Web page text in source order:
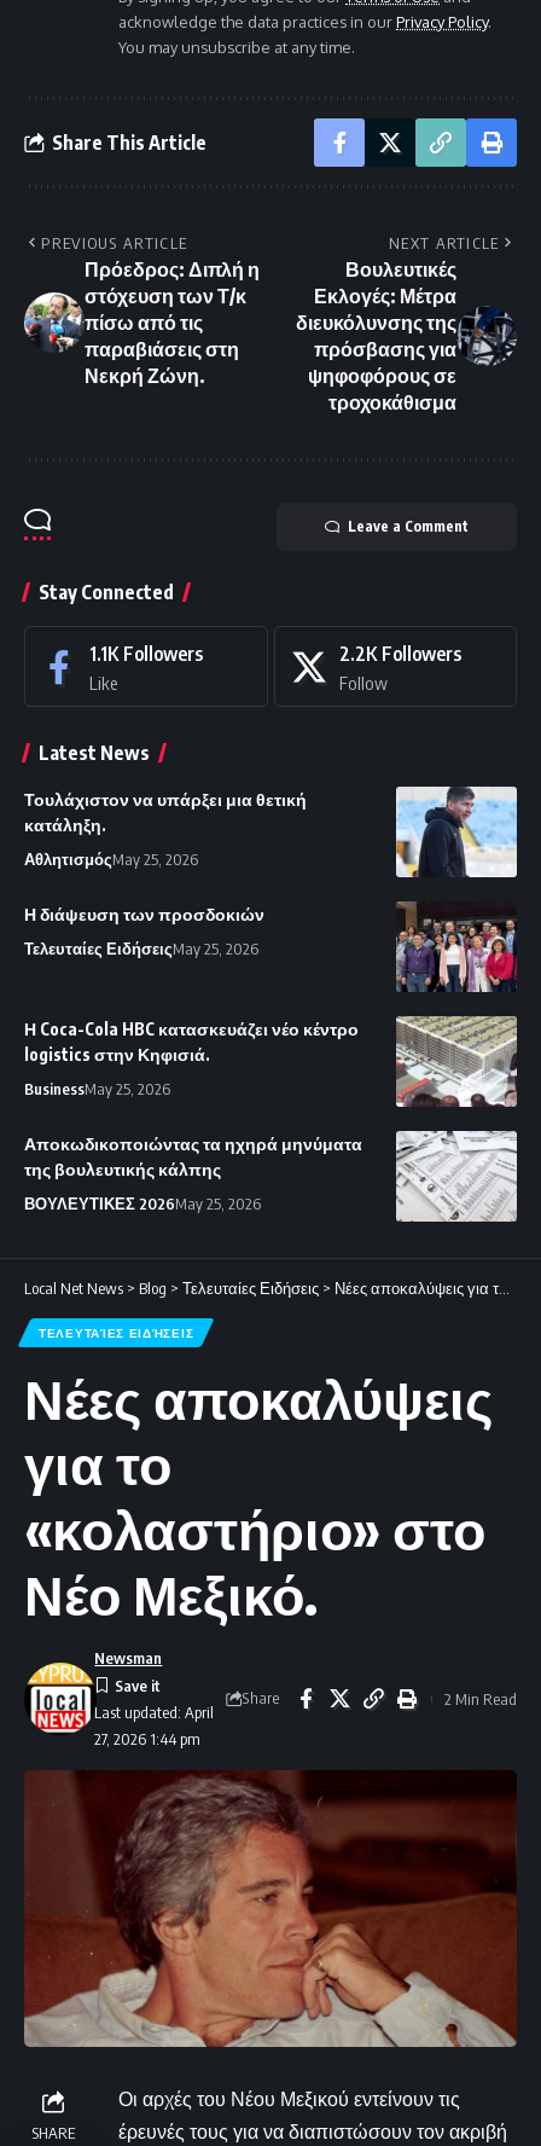
acknowledge the data practices in ourPrivacy Policy.
You may unsubscribe at any time.
Share This Article
PREVIOUS ARTICLE
Πρόεδρος: Διπλή η
στόχευση των Τ/κ
πίσω από τις
παραβιάσεις στη
Νεκρή Ζώνη.
NEXT ARTICLE
Βουλευτικές
Εκλογές: Μέτρα
διευκόλυνσης της
πρόσβασης για
ψηφοφόρους σε
τροχοκάθισμα
Leave a Comment
Stay Connected
1.1K Followers
Like
2.2K Followers
Follow
Latest News
Τουλάχιστον να υπάρξει μια θετική
κατάληξη.
ΑθλητισμόςMay 25, 2026
Η διάψευση των προσδοκιών
Τελευταίες ΕιδήσειςMay 25, 2026
Η Coca-Cola HBC κατασκευάζει νέο κέντρο
logistics στην Κηφισιά.
BusinessMay 25, 2026
Αποκωδικοποιώντας τα ηχηρά μηνύματα
της βουλευτικής κάλπης
ΒΟΥΛΕΥΤΙΚΕΣ 2026May 25, 2026
Local Net News > Blog > Τελευταίες Ειδήσεις > Νέες αποκαλύψεις για το «κολαστήριο» στο Νέο Μεξικό.
ΤΕΛΕΥΤΑΊΕΣ ΕΙΔΉΣΕΙΣ
Νέες αποκαλύψεις
για το
«κολαστήριο» στο
Νέο Μεξικό.
Last updated: April
27, 2026 1:44 pm
Newsman
Share 2 Min Read
SHARE
Οι αρχές του Νέου Μεξικού εντείνουν τις
έρευνές τους για να διαπιστώσουν τον ακριβή